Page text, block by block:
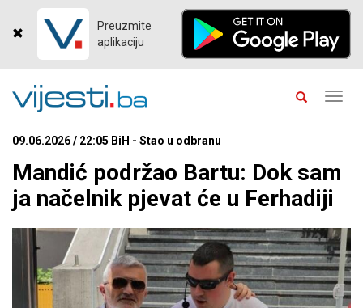
Preuzmite
aplikaciju
09.06.2026 / 22:05 BiH - Stao u odbranu
Mandić podržao Bartu: Dok sam
ja načelnik pjevat će u Ferhadiji